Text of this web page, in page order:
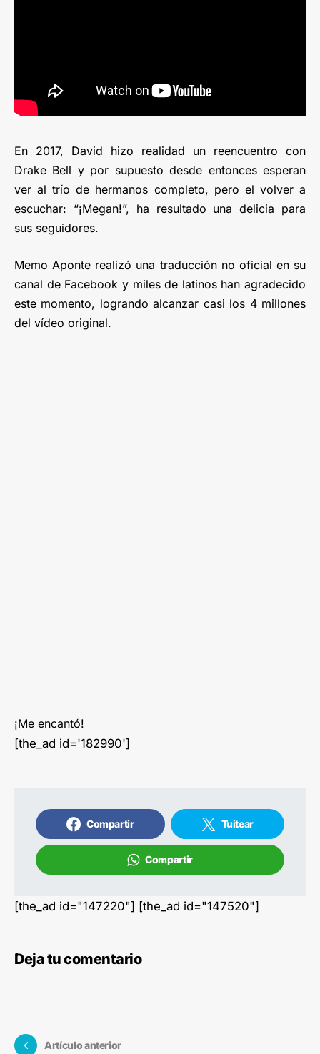
En 2017, David hizo realidad un reencuentro con
Drake Bell y por supuesto desde entonces esperan
ver al trío de hermanos completo, pero el volver a
escuchar: “¡Megan!”, ha resultado una delicia para
sus seguidores.
Memo Aponte realizó una traducción no oficial en su
canal de Facebook y miles de latinos han agradecido
este momento, logrando alcanzar casi los 4 millones
del vídeo original.
¡Me encantó!
[the_ad id='182990']
Compartir Tuitear
Compartir
[the_ad id="147220"] [the_ad id="147520"]
Deja tu comentario
Artículo anterior